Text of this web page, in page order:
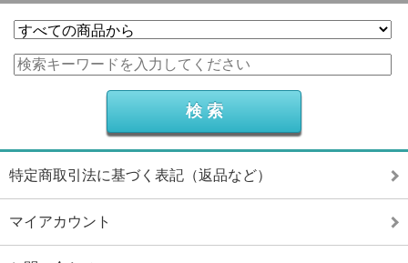
特定商取引法に基づく表記（返品など）
マイアカウント